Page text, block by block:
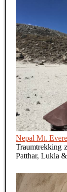
Nepal Mt.
Traumtrekking
Patthar, Lukla